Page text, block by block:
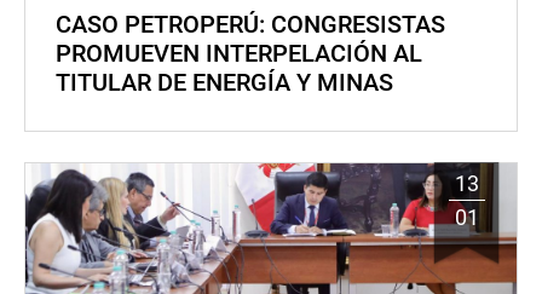
CASO PETROPERÚ: CONGRESISTAS
PROMUEVEN INTERPELACIÓN AL
TITULAR DE ENERGÍA Y MINAS
13
01